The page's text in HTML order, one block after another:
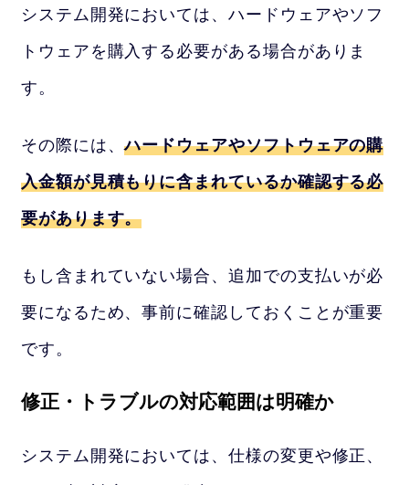
システム開発においては、ハードウェアやソフ
トウェアを購入する必要がある場合がありま
す。
その際には、ハードウェアやソフトウェアの購
入金額が見積もりに含まれているか確認する必
要があります。
もし含まれていない場合、追加での支払いが必
要になるため、事前に確認しておくことが重要
です。
修正・トラブルの対応範囲は明確か
システム開発においては、仕様の変更や修正、